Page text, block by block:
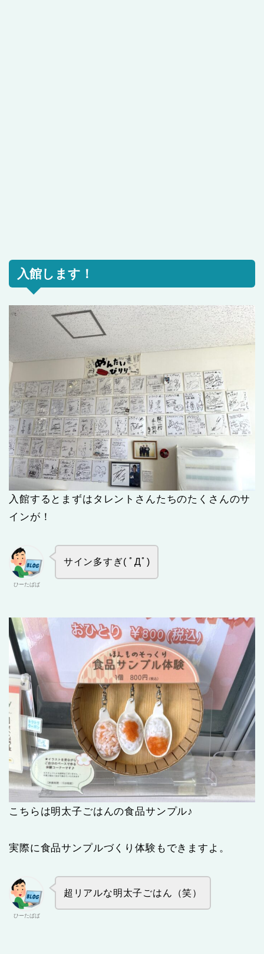
入館します！
入館するとまずはタレントさんたちのたくさんのサ
インが！
ひーたぱぱ
サイン多すぎ( ﾟДﾟ)
こちらは明太子ごはんの食品サンプル♪
実際に食品サンプルづくり体験もできますよ。
ひーたぱぱ
超リアルな明太子ごはん（笑）